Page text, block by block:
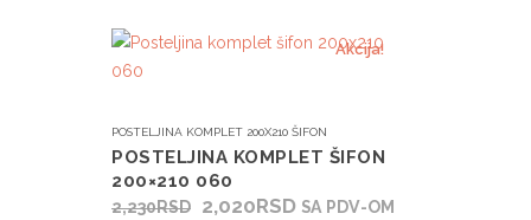
Akcija!
POSTELJINA KOMPLET 200X210 ŠIFON
POSTELJINA KOMPLET ŠIFON
200×210 060
2,230RSD
ORIGINALNA
2,020RSDTRENUTNA
SA PDV-OM